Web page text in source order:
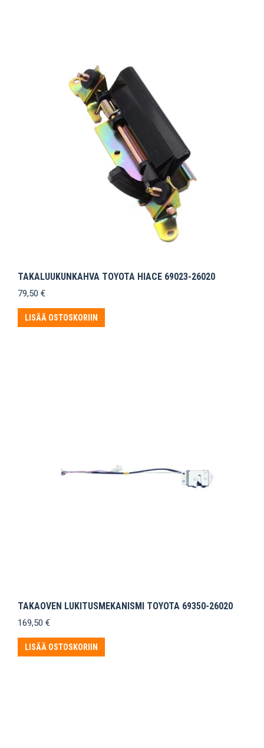
TAKALUUKUNKAHVA TOYOTA HIACE 69023-26020
79,50 €
LISÄÄ OSTOSKORIIN
TAKAOVEN LUKITUSMEKANISMI TOYOTA 69350-26020
169,50 €
LISÄÄ OSTOSKORIIN